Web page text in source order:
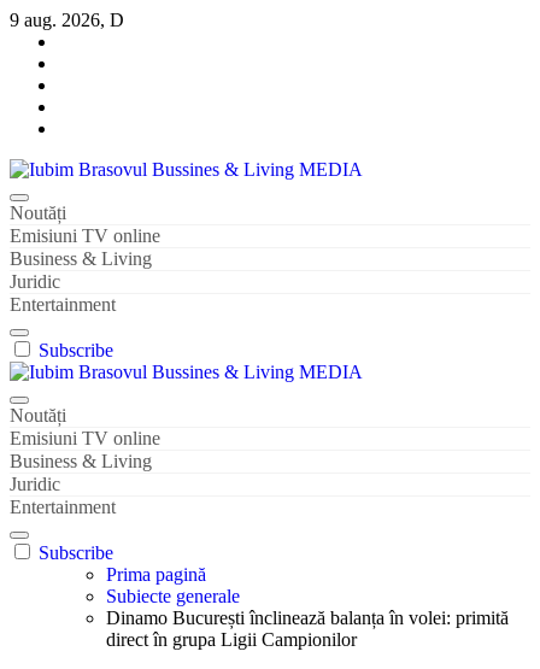
Sari
conținut
9 aug. 2026, D
Iubim Brasovul Bussines & Living MEDIA
Din pasiune și dragoste pentru Brașoveni
Noutăți
Emisiuni TV online
Business & Living
Juridic
Entertainment
Subscribe
Iubim Brasovul Bussines & Living MEDIA
Din pasiune și dragoste pentru Brașoveni
Noutăți
Emisiuni TV online
Business & Living
Juridic
Entertainment
Subscribe
Prima pagină
Subiecte generale
Dinamo București înclinează balanța în volei: primită
direct în grupa Ligii Campionilor